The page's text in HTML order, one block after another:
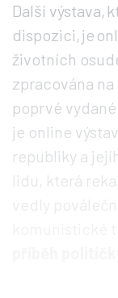
Další výstava,
dispozici, je
životních
zpracována
poprvé vydané
je online
republiky a
lidu, která